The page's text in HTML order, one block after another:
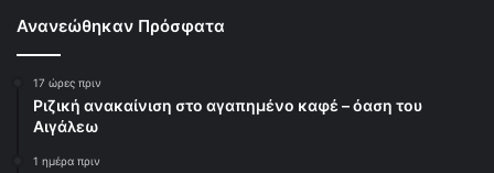
Ανανεώθηκαν Πρόσφατα
17 ώρες πριν
Ριζική ανακαίνιση στο αγαπημένο καφέ – όαση του
Αιγάλεω
1 ημέρα πριν